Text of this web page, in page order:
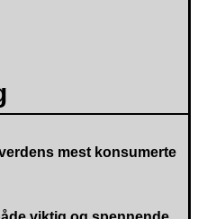
mest konsumerte